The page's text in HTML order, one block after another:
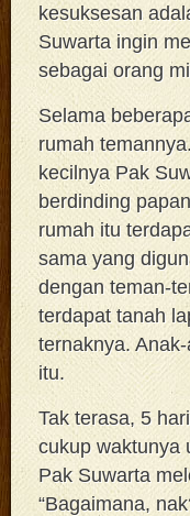
kesuksesan
Suwarta ingin
sebagai orang
Selama
rumah
kecilnya Pak
berdinding
rumah itu
sama yang
dengan teman-
terdapat tanah
ternaknya.
itu.
Tak terasa, 5
cukup waktunya
Pak Suwarta
“Bagaimana,